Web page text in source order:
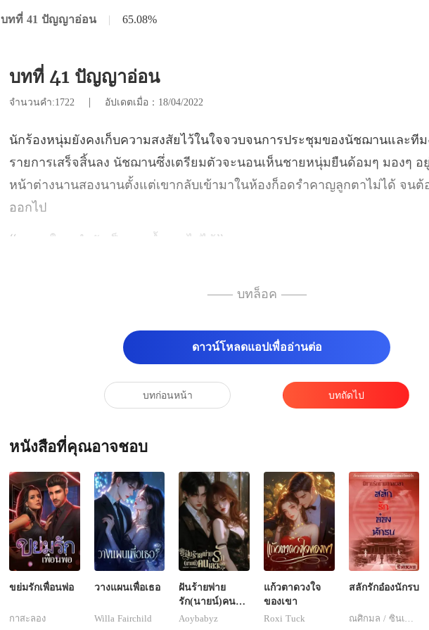
บทที่ 41 ปัญญาอ่อน | 65.08%
บทที่ 41 ปัญญาอ่อน
จำนวนคำ:1722 | อัปเดตเมื่อ：18/04/2022
รเสร็จสิ้นลง นัชฌานซึ่งเตรียมตัวจะนอนเห็นชายหนุ่มยืนด้อมๆ มองๆ อ
หน้า
ำตัวเป็นพวก
—— บทล็อค ——
ดาวน์โหลดแอปเพื่ออ่านต่อ
บทก่อนหน้า บทถัดไป
หนังสือที่คุณอาจชอบ
ขย่มรักเพื่อนพ่อ
กาสะลอง
วางแผนเพื่อเธอ
Willa Fairchild
ฝันร้ายพ่าย
รัก(นายน์)คน
เลว
Aoybabyz
แก้วตาดวงใจ
ของเขา
Roxi Tuck
สลักรักอ๋องนักรบ
ณศิกมล / ซินเหมย